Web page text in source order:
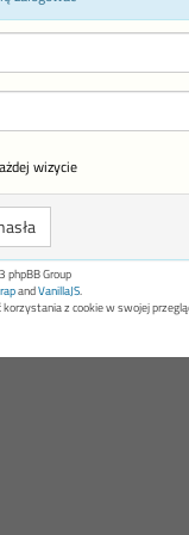
wizycie
phpBB Group
andVanillaJS.
z cookie w swojej